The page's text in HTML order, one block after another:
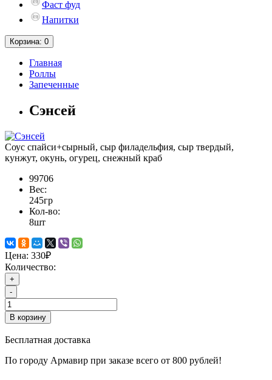
Фаст фуд
Напитки
Корзина: 0
Главная
Роллы
Запеченные
Сэнсей
Cоус спайси+сырный, сыр филадельфия, сыр твердый,
кунжут, окунь, огурец, снежный краб
99706
Вес:
245гр
Кол-во:
8шт
Цена: 330₽
Количество:
+
-
В корзину
Бесплатная доставка
По городу Армавир при заказе всего от 800 рублей!